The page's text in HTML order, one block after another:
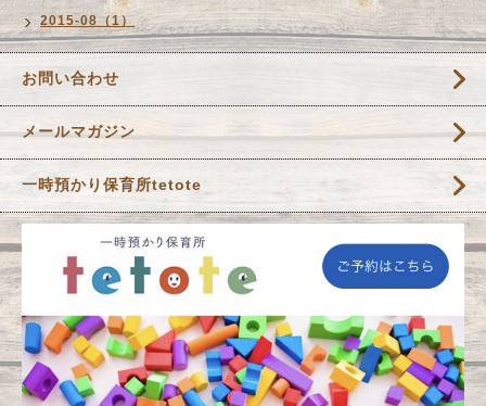
2015-08（1）
お問い合わせ
メールマガジン
一時預かり保育所tetote